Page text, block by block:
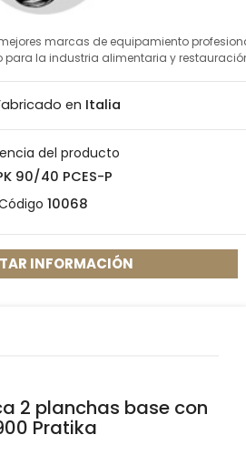
marcas de equipamiento
la industria alimentaria y
en Italia
del producto
90/40 PCES-P
10068
INFORMACIÓN
2 planchas base con
Pratika